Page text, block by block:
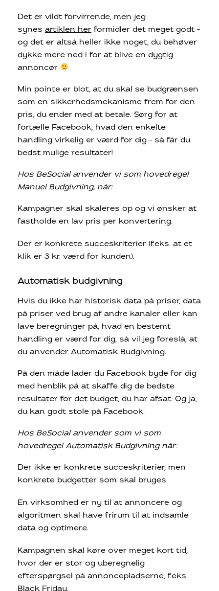
Det er vildt forvirrende, men jeg
synes artiklen her formidler det meget godt –
og det er altså heller ikke noget, du behøver
dykke mere ned i for at blive en dygtig
annoncør
Min pointe er blot, at du skal se budgrænsen
som en sikkerhedsmekanisme frem for den
pris, du ender med at betale. Sørg for at
fortælle Facebook, hvad den enkelte
handling virkelig er værd for dig – så får du
bedst mulige resultater!
Hos BeSocial anvender vi som hovedregel
Manuel Budgivning, når:
Kampagner skal skaleres op og vi ønsker at
fastholde en lav pris per konvertering.
Der er konkrete succeskriterier (f.eks. at et
klik er 3 kr. værd for kunden).
Automatisk budgivning
Hvis du ikke har historisk data på priser, data
på priser ved brug af andre kanaler eller kan
lave beregninger på, hvad en bestemt
handling er værd for dig, så vil jeg foreslå, at
du anvender Automatisk Budgivning.
På den måde lader du Facebook byde for dig
med henblik på at skaffe dig de bedste
resultater for det budget, du har afsat. Og ja,
du kan godt stole på Facebook.
Hos BeSocial anvender som vi som
hovedregel Automatisk Budgivning når:
Der ikke er konkrete succeskriterier, men
konkrete budgetter som skal bruges.
En virksomhed er ny til at annoncere og
algoritmen skal have frirum til at indsamle
data og optimere.
Kampagnen skal køre over meget kort tid,
hvor der er stor og uberegnelig
efterspørgsel på annoncepladserne, f.eks.
Black Friday.